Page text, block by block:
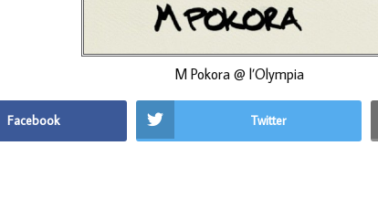
M Pokora @ l’Olympia
Facebook Twitter